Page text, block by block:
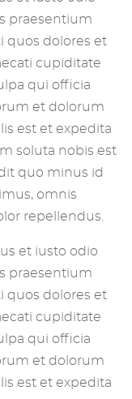
praesentium
quos dolores et
cupiditate
qui officia
et dolorum
est et expedita
soluta nobis est
quo minus id
omnis
repellendus.
et iusto odio
praesentium
quos dolores et
cupiditate
qui officia
et dolorum
est et expedita